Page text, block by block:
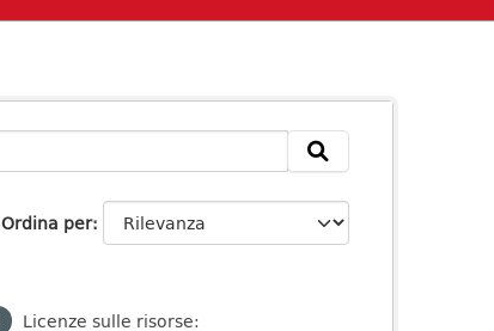
Ordina per
Licenze sulle risorse: